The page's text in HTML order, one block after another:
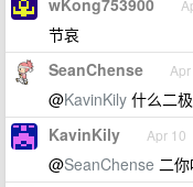
wKong753900
节哀
SeanChense
@KavinKily 什么二
KavinKily Apr 10
@SeanChense 二